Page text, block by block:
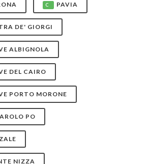
C PAVIA
DE' GIORGI
ALBIGNOLA
DEL CAIRO
PORTO MORONE
PO
NIZZA